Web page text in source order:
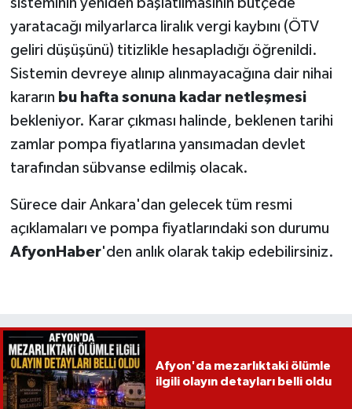
sisteminin yeniden başlatılmasının bütçede
yaratacağı milyarlarca liralık vergi kaybını (ÖTV
geliri düşüşünü) titizlikle hesapladığı öğrenildi.
Sistemin devreye alınıp alınmayacağına dair nihai
kararın bu hafta sonuna kadar netleşmesi
bekleniyor. Karar çıkması halinde, beklenen tarihi
zamlar pompa fiyatlarına yansımadan devlet
tarafından sübvanse edilmiş olacak.
Sürece dair Ankara'dan gelecek tüm resmi
açıklamaları ve pompa fiyatlarındaki son durumu
AfyonHaber'den anlık olarak takip edebilirsiniz.
Afyon'da mezarlıktaki ölümle
ilgili olayın detayları belli oldu